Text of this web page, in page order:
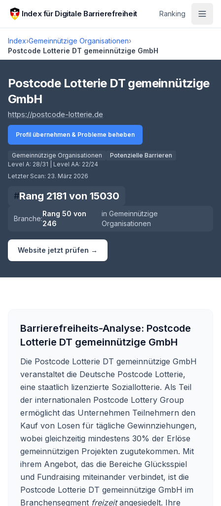
Zum Hauptinhalt springen
Index für Digitale Barrierefreiheit Ranking
Index›Gemeinnützige Organisationen›
Postcode Lotterie DT gemeinnützige GmbH
Score lädt
Postcode Lotterie DT gemeinnützige
GmbH
https://postcode-lotterie.de
Profil übernehmen & Probleme beheben
Gemeinnützige Organisationen
Potenzielle Barrieren
Level A: 28/31 | Level AA: 22/24
Letzter Scan: 23. März 2026
#Rang 2181 von 15030
Branche:
Rang 50 von
246
in Gemeinnützige
Organisationen
Website jetzt prüfen →
Barrierefreiheits-Analyse: Postcode
Lotterie DT gemeinnützige GmbH
Die Postcode Lotterie DT gemeinnützige GmbH
veranstaltet die Deutsche Postcode Lotterie,
eine staatlich lizenzierte Soziallotterie. Als Teil
der internationalen Postcode Lottery Group
ermöglicht das Unternehmen Teilnehmern den
Kauf von Losen für tägliche Gewinnziehungen,
wobei gleichzeitig mindestens 30% der Erlöse
gemeinnützigen Projekten zugutekommen. Mit
ihrem Angebot, das die Bereiche Glücksspiel
und Fundraising miteinander verbindet, ist die
Postcode Lotterie DT gemeinnützige GmbH im
Branchensegment freizeitangesiedelt. Ihre